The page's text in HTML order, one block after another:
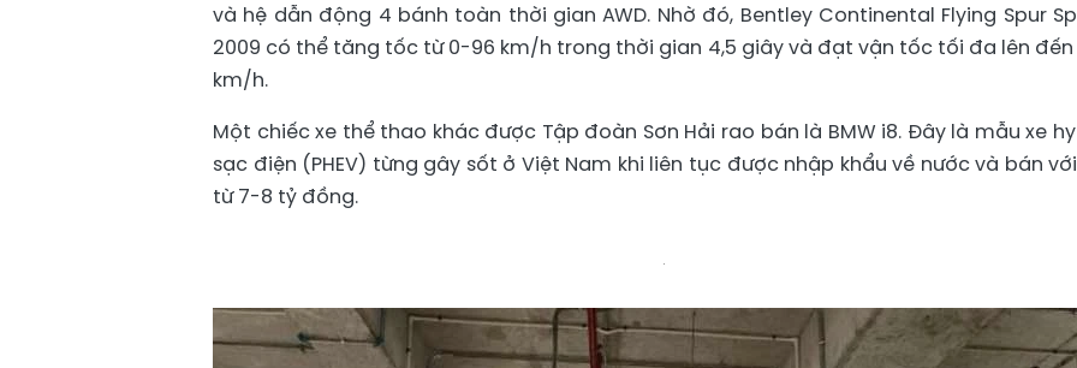
và hệ dẫn động 4 bánh toàn thời gian AWD. Nhờ đó, Bentley Continental Flying Spur
2009 có thể tăng tốc từ 0-96 km/h trong thời gian 4,5 giây và đạt vận tốc tối đa lên đến
km/h.
Một chiếc xe thể thao khác được Tập đoàn Sơn Hải rao bán là BMW i8. Đây là mẫu xe
sạc điện (PHEV) từng gây sốt ở Việt Nam khi liên tục được nhập khẩu về nước và bán
từ 7-8 tỷ đồng.